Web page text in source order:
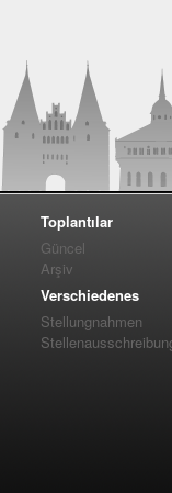
Toplantılar
Güncel
Arşiv
Verschiedenes
Stellungnahmen